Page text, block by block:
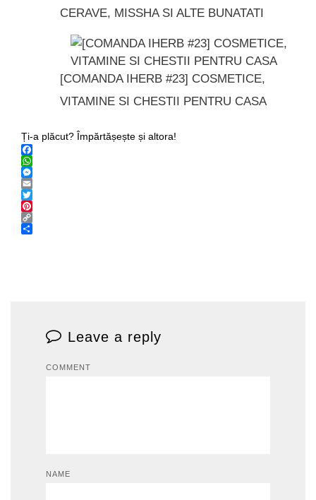
CERAVE, MISSHA SI ALTE BUNATATI
[COMANDA IHERB #23] COSMETICE,
VITAMINE SI CHESTII PENTRU CASA
Ți-a plăcut? Împărtășește și altora!
Facebook
WhatsApp
Messenger
Email
Twitter
Pinterest
Copy
Leave a reply
COMMENT
NAME